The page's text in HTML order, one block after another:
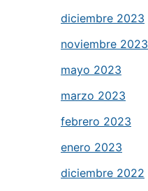
diciembre 2023
noviembre 2023
mayo 2023
marzo 2023
febrero 2023
enero 2023
diciembre 2022